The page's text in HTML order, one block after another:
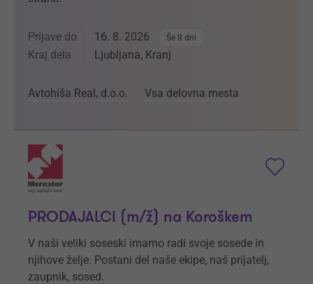
Prijave do 16. 8. 2026 Še 8 dni
Kraj dela Ljubljana, Kranj
Avtohiša Real, d.o.o. Vsa delovna mesta
PRODAJALCI (m/ž) na Koroškem
V naši veliki soseski imamo radi svoje sosede in
njihove želje. Postani del naše ekipe, naš prijatelj,
zaupnik, sosed.